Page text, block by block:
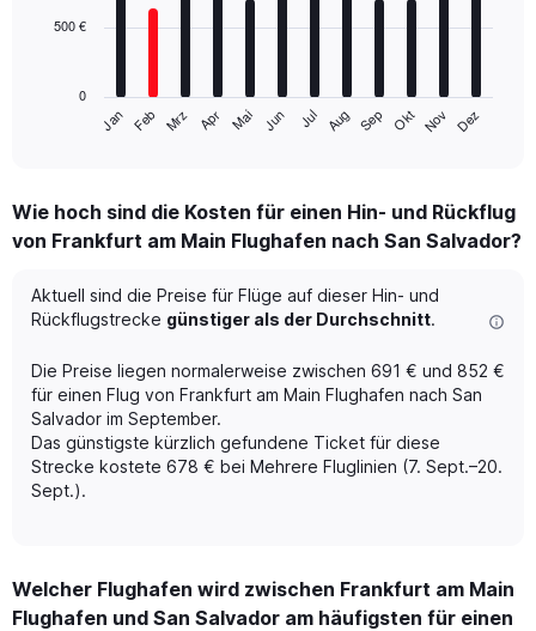
The
Range:
12
The
chart
has
Y
axis
displaying
values.
Range:
0
Jan Feb Mrz Apr Mai Jun Jul Aug Sep Okt Nov Dez
0
500 €
Wie hoch sind die Kosten für einen Hin- und Rückflug
von Frankfurt am Main Flughafen nach San Salvador?
Aktuell sind die Preise für Flüge auf dieser Hin- und
Rückflugstrecke günstiger als der Durchschnitt.
Die Preise liegen normalerweise zwischen 691 € und 852 €
für einen Flug von Frankfurt am Main Flughafen nach San
Salvador im September.
Das günstigste kürzlich gefundene Ticket für diese
Strecke kostete 678 € bei Mehrere Fluglinien (7. Sept.–20.
Sept.).
Welcher Flughafen wird zwischen Frankfurt am Main
Flughafen und San Salvador am häufigsten für einen